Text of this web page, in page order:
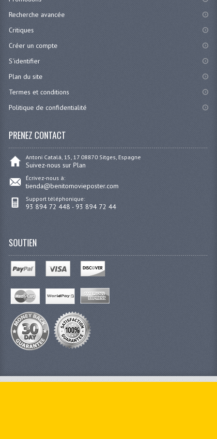
Recherche avancée
Critiques
Créer un compte
S'identifier
Plan du site
Termes et conditions
Politique de confidentialité
PRENEZ CONTACT
Antoni Catalá, 15, 17 08870 Sitges, Espagne
Suivez-nous sur Plan
Écrivez-nous à:
tienda@benitomovieposter.com
Support téléphonique:
93 894 72 448 - 93 894 72 44
SOUTIEN